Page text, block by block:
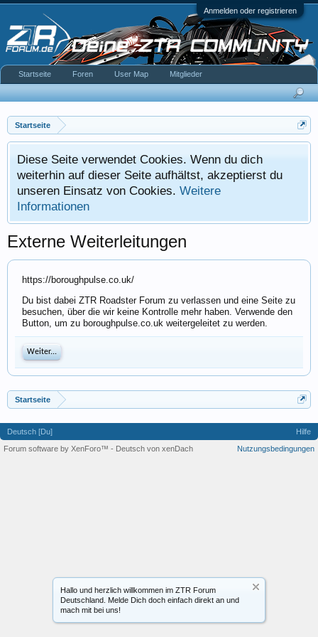
Anmelden oder registrieren
Startseite
Diese Seite verwendet Cookies. Wenn du dich
weiterhin auf dieser Seite aufhältst, akzeptierst du
unseren Einsatz von Cookies. Weitere
Informationen
Hallo und herzlich willkommen im ZTR Forum
Deutschland. Melde Dich doch einfach direkt an und
mach mit bei uns!
Externe Weiterleitungen
https://boroughpulse.co.uk/
Du bist dabei ZTR Roadster Forum zu verlassen und eine Seite zu
besuchen, über die wir keine Kontrolle mehr haben. Verwende den
Button, um zu boroughpulse.co.uk weitergeleitet zu werden.
Weiter...
Startseite
Startseite Foren User Map Mitglieder
Deutsch [Du]
Hilfe
Nutzungsbedingungen
Forum software by XenForo™ - Deutsch von xenDach